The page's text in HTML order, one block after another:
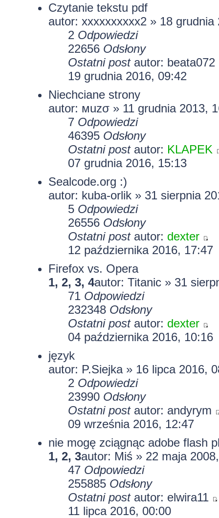
Czytanie tekstu pdf
autor: xxxxxxxxxx2» 18 grudnia
2 Odpowiedzi
22656 Odsłony
Ostatni post autor: beata072
19 grudnia 2016, 09:42
Niechciane strony
autor: мuzσ » 11 grudnia 2013,
7 Odpowiedzi
46395 Odsłony
Ostatni post autor: KLAPEK
07 grudnia 2016, 15:13
Sealcode.org :)
autor: kuba-orlik» 31 sierpnia
5 Odpowiedzi
26556 Odsłony
Ostatni post autor: dexter
12 października 2016, 17:47
Firefox vs. Opera
1, 2, 3, 4autor: Titanic» 31
71 Odpowiedzi
232348 Odsłony
Ostatni post autor: dexter
04 października 2016, 10:16
język
autor: P.Siejka » 16 lipca 2016,
2 Odpowiedzi
23990 Odsłony
Ostatni post autor: andyrym
09 września 2016, 12:47
nie mogę zciągnąc adobe flash
1, 2, 3autor: Miś » 22 maja
47 Odpowiedzi
255885 Odsłony
Ostatni post autor: elwira11
11 lipca 2016, 00:00